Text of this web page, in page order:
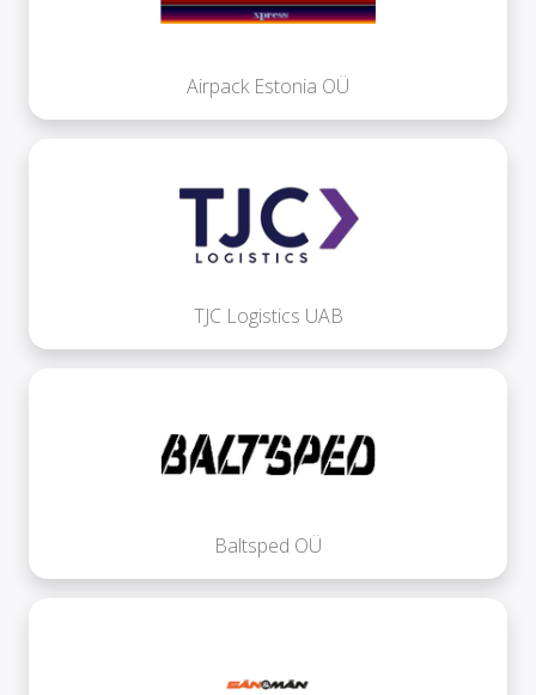
Airpack Estonia OÜ
TJC Logistics UAB
Baltsped OÜ